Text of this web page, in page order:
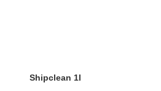
Shipclean 1l